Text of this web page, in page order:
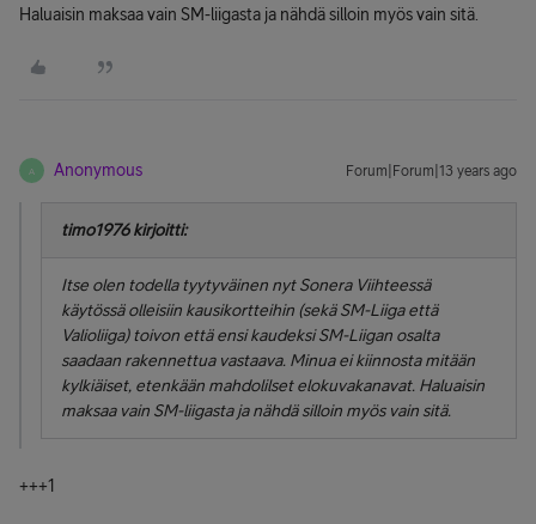
Haluaisin maksaa vain SM-liigasta ja nähdä silloin myös vain sitä.
A Anonymous Forum|Forum|13 years ago
timo1976 kirjoitti:
Itse olen todella tyytyväinen nyt Sonera Viihteessä
käytössä olleisiin kausikortteihin (sekä SM-Liiga että
Valioliiga) toivon että ensi kaudeksi SM-Liigan osalta
saadaan rakennettua vastaava. Minua ei kiinnosta mitään
kylkiäiset, etenkään mahdolilset elokuvakanavat. Haluaisin
maksaa vain SM-liigasta ja nähdä silloin myös vain sitä.
+++1